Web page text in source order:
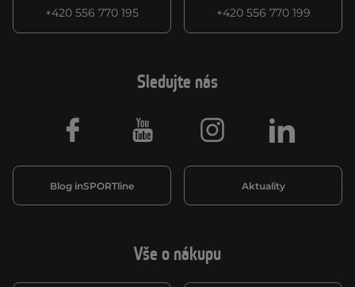
+420 556 770 195 +420 556 770 199
Vše o nákupu
Sledujte nás
Blog inSPORTline Aktuality
Facebook Youtube Instagram LinkedIn